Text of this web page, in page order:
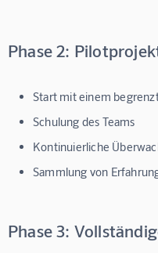
Phase 2:
Start mit einem
Schulung des Teams
Kontinuierliche
Sammlung von
Phase 3: